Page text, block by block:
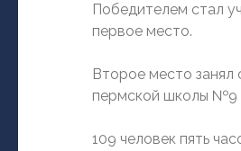
Победителем стал
первое место.
Второе место занял
пермской школы №9
109 человек пять